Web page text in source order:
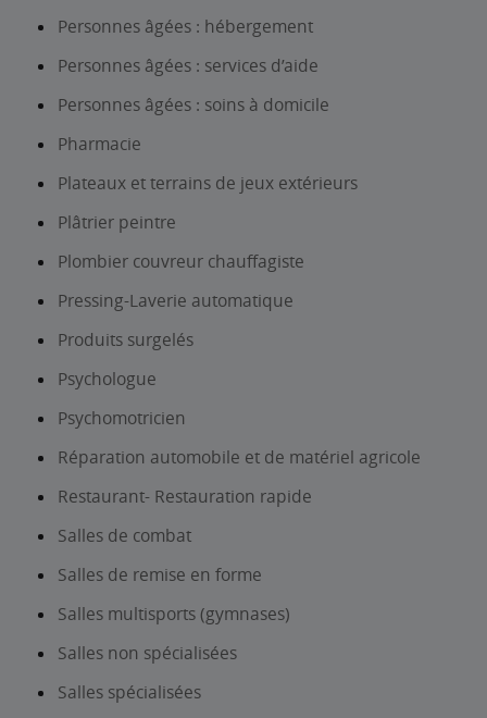
Personnes âgées : hébergement
Personnes âgées : services d’aide
Personnes âgées : soins à domicile
Pharmacie
Plateaux et terrains de jeux extérieurs
Plâtrier peintre
Plombier couvreur chauffagiste
Pressing-Laverie automatique
Produits surgelés
Psychologue
Psychomotricien
Réparation automobile et de matériel agricole
Restaurant- Restauration rapide
Salles de combat
Salles de remise en forme
Salles multisports (gymnases)
Salles non spécialisées
Salles spécialisées